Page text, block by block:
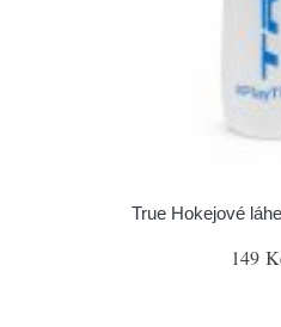
True Hokejové
149